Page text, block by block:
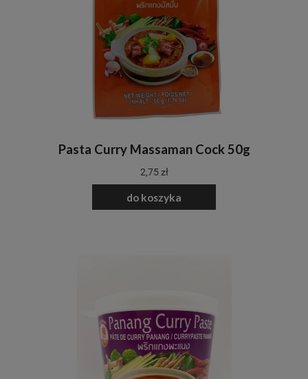
Pasta Curry Massaman Cock 50g
2,75 zł
do koszyka